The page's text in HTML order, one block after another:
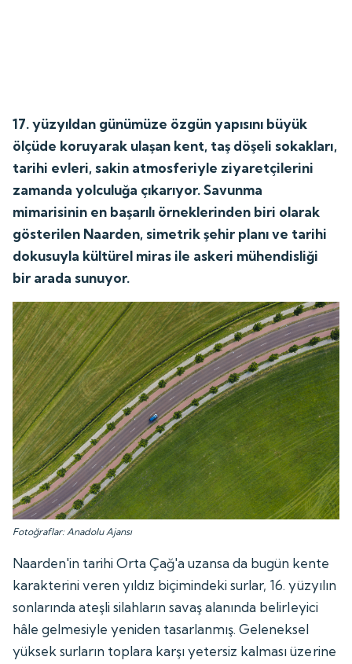
17. yüzyıldan günümüze özgün yapısını büyük
ölçüde koruyarak ulaşan kent, taş döşeli sokakları,
tarihi evleri, sakin atmosferiyle ziyaretçilerini
zamanda yolculuğa çıkarıyor. Savunma
mimarisinin en başarılı örneklerinden biri olarak
gösterilen Naarden, simetrik şehir planı ve tarihi
dokusuyla kültürel miras ile askeri mühendisliği
bir arada sunuyor.
Fotoğraflar: Anadolu Ajansı
Naarden'in tarihi Orta Çağ'a uzansa da bugün kente
karakterini veren yıldız biçimindeki surlar, 16. yüzyılın
sonlarında ateşli silahların savaş alanında belirleyici
hâle gelmesiyle yeniden tasarlanmış. Geleneksel
yüksek surların toplara karşı yetersiz kalması üzerine